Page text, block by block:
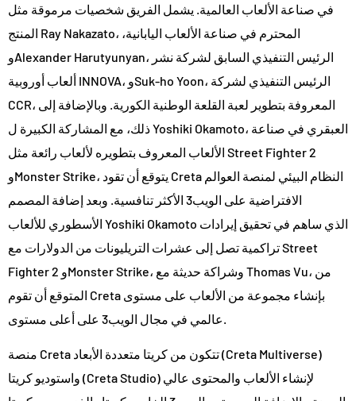
في صناعة الألعاب العالمية. يشمل الفريق شخصيات مرموقة مثل
المنتج Ray Nakazato، المحترم في صناعة الألعاب اليابانية،
وAlexander Harutyunyan، الرئيس التنفيذي السابق لشركة نشر
ألعاب أوروبية INNOVA، وSuk-ho Yoon، الرئيس التنفيذي لشركة
CCR، المعروفة بتطوير لعبة القلعة الوطنية الكورية. وبالإضافة إلى
ذلك، مع المشاركة الكبيرة ل Yoshiki Okamoto، العبقري في صناعة
الألعاب المعروف بتطويره لألعاب رائعة مثل Street Fighter 2
وMonster Strike، يتوقع أن تقود Creta النظام البيئي لمنصة العوالم
الافتراضية على الويب3 الأكثر تنافسية. وبعد إضافة المصمم
الأسطوري للألعاب Yoshiki Okamoto الذي ساهم في تحقيق إيرادات
تراكمية تصل إلى عشرات التريليونات من الدولارات مع Street
Fighter 2 وMonster Strike، وشراكة حديثة مع Thomas Vu، من
المتوقع أن تقوم Creta بإنشاء مجموعة من الألعاب على مستوى
منصة Creta تتكون من كريتا متعددة الأبعاد (Creta Multiverse)
واستوديو كريتا (Creta Studio) لإنشاء الألعاب والمحتوى عالي